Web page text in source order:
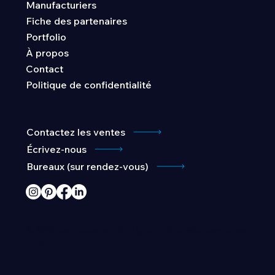
Lampe de table Mr. DJ par Seed Design
Manufacturiers
Fiche des partenaires
Portfolio
À propos
Contact
Politique de confidentialité
Contactez les ventes
Écrivez-nous
Bureaux (sur rendez-vous)